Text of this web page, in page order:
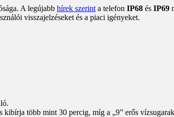
A legújabb hírek szerint a telefon IP68 és IP69
visszajelzéseket és a piaci igényeket.
több mint 30 percig, míg a „9” erős